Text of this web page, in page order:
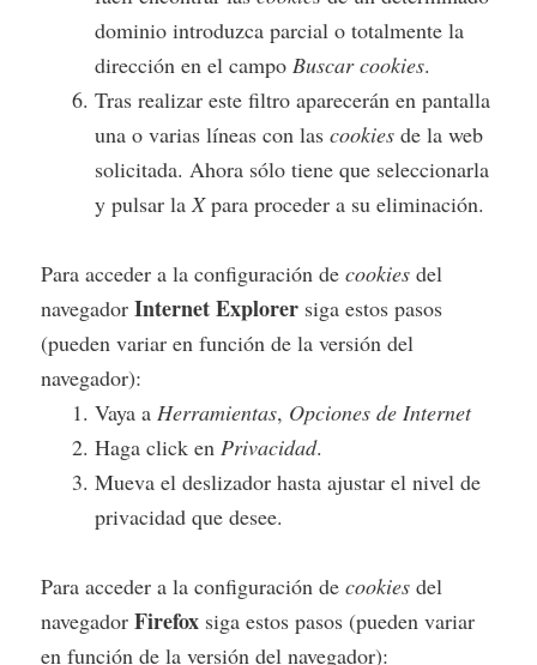
dominio introduzca parcial o totalmente la
dirección en el campo Buscar cookies.
Tras realizar este filtro aparecerán en pantalla
una o varias líneas con lascookies de la web
solicitada. Ahora sólo tiene que seleccionarla
y pulsar la Xpara proceder a su eliminación.
Para acceder a la configuración decookies del
navegadorInternet Explorer siga estos pasos
(pueden variar en función de la versión del
navegador):
Vaya aHerramientas, Opciones de Internet
Haga click enPrivacidad.
Mueva el deslizador hasta ajustar el nivel de
privacidad que desee.
Para acceder a la configuración decookies del
navegadorFirefox siga estos pasos (pueden variar
en función de la versión del navegador):